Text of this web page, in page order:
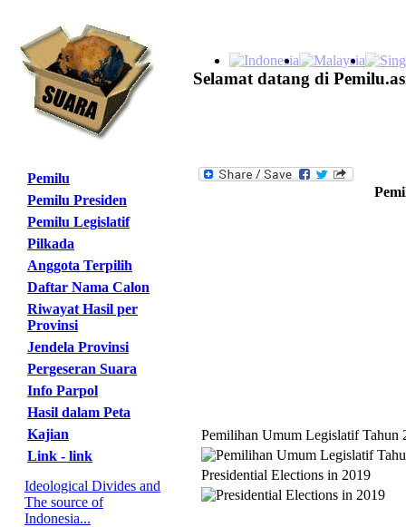
Selamat datang di
Pemilu
Pemilu Presiden
Pemilu Legislatif
Pilkada
Anggota Terpilih
Daftar Nama Calon
Riwayat Hasil per
Provinsi
Jendela Provinsi
Pergeseran Suara
Info Parpol
Hasil dalam Peta
Kajian
Link - link
Ideological Divides and
The source of
Indonesia...
Pemilihan Umum Legislatif Tahun
Presidential Elections in 2019